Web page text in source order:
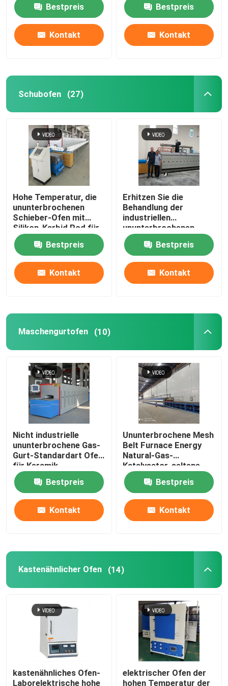
Haus
Produkte
Über uns
Fabrik-Ausflug
Fordern Sie ein Zitat
Rollenherdofen
Schubofen
Maschengurtofen
Kastenähnlicher Ofen
Rohrofen
Tunnelbrennofen
Atmosphärenkastenofen
Glühofen
Batterie-Materialien
Bestpreis
Kontakt
Bestpreis
Kontakt
Schubofen (27)
Hohe Temperatur, die
ununterbrochenen
Schieber-Ofen mit
Silikon-Karbid Rod für
Tonerde-
Zirkoniumdioxid-
strukturelle Teile
sintert
Bestpreis
Kontakt
Erhitzen Sie die
Behandlung der
industriellen
ununterbrochenen
Schieber-Art Ofen für
keramischesBestpreis
Kontakt
Maschengurtofen (10)
Nicht industrielle
ununterbrochene Gas-
Gurt-Standardart Ofen
für Keramik
Bestpreis
Kontakt
Ununterbrochene Mesh
Belt Furnace Energy
Natural-Gas-
Katalysator-seltene
Erdkalzinierung
Bestpreis
Kontakt
Kastenähnlicher Ofen (14)
kastenähnliches Ofen-
Laborelektrische hohe
elektrischer Ofen der
hohen Temperatur der